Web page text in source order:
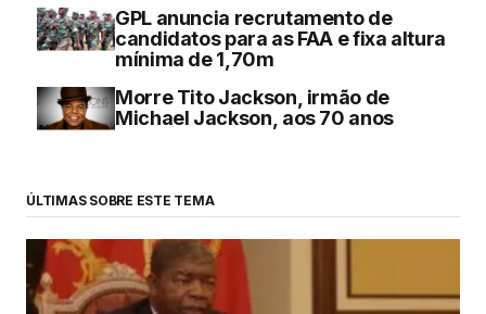
GPL anuncia recrutamento de
candidatos para as FAA e fixa altura
mínima de 1,70m
Morre Tito Jackson, irmão de
Michael Jackson, aos 70 anos
ÚLTIMAS SOBRE ESTE TEMA